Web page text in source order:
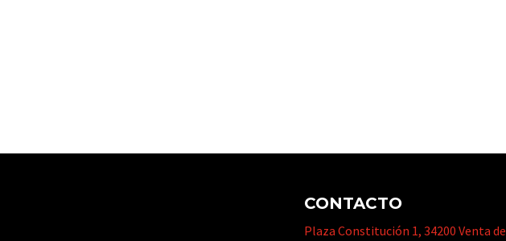
CONTACTO
Plaza Constitución 1, 34200 Venta de